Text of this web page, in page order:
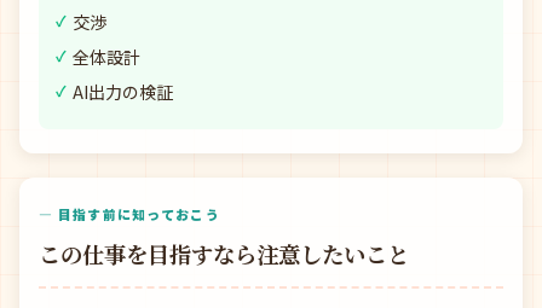
交渉
全体設計
AI出力の検証
— 目指す前に知っておこう
この仕事を目指すなら注意したいこと